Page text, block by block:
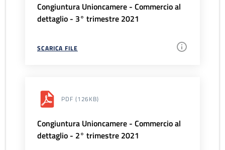
Congiuntura Unioncamere - Commercio al
dettaglio - 3° trimestre 2021
SCARICA FILE
PDF (126KB)
Congiuntura Unioncamere - Commercio al
dettaglio - 2° trimestre 2021